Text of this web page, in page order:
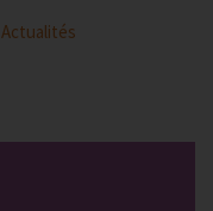
Actualités